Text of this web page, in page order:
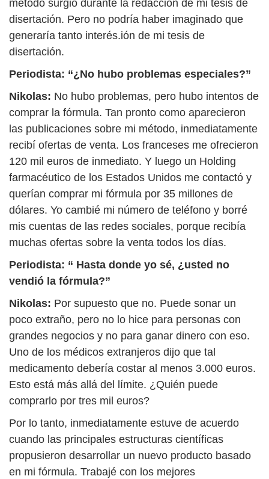
método surgió durante la redacción de mi tesis de
disertación. Pero no podría haber imaginado que
generaría tanto interés.ión de mi tesis de
disertación.
Periodista: “¿No hubo problemas especiales?”
Nikolas: No hubo problemas, pero hubo intentos de
comprar la fórmula. Tan pronto como aparecieron
las publicaciones sobre mi método, inmediatamente
recibí ofertas de venta. Los franceses me ofrecieron
120 mil euros de inmediato. Y luego un Holding
farmacéutico de los Estados Unidos me contactó y
querían comprar mi fórmula por 35 millones de
dólares. Yo cambié mi número de teléfono y borré
mis cuentas de las redes sociales, porque recibía
muchas ofertas sobre la venta todos los días.
Periodista: “ Hasta donde yo sé, ¿usted no
vendió la fórmula?”
Nikolas: Por supuesto que no. Puede sonar un
poco extraño, pero no lo hice para personas con
grandes negocios y no para ganar dinero con eso.
Uno de los médicos extranjeros dijo que tal
medicamento debería costar al menos 3.000 euros.
Esto está más allá del límite. ¿Quién puede
comprarlo por tres mil euros?
Por lo tanto, inmediatamente estuve de acuerdo
cuando las principales estructuras científicas
propusieron desarrollar un nuevo producto basado
en mi fórmula. Trabajé con los mejores